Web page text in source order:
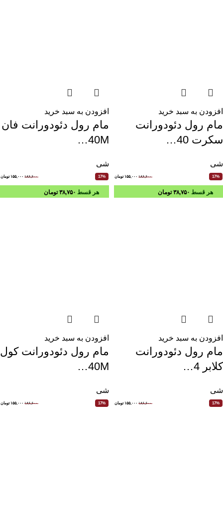
افزودن به سبد خرید
مام رول دئودورانت
سکرت 40…
شی
17% ۱۸۶,۶۰۰ ۱۵۵,۰۰۰ تومان
افزودن به سبد خرید
مام رول دئودورانت فان
40M…
شی
17% ۱۸۶,۶۰۰ ۱۵۵,۰۰۰ تومان
هر قسط ۳۸,۷۵۰ تومان
افزودن به سبد خرید
مام رول دئودورانت
کلابر 4…
شی
17% ۱۸۶,۶۰۰ ۱۵۵,۰۰۰ تومان
هر قسط ۳۸,۷۵۰ تومان
افزودن به سبد خرید
مام رول دئودورانت کول
40M…
شی
17% ۱۸۶,۶۰۰ ۱۵۵,۰۰۰ تومان